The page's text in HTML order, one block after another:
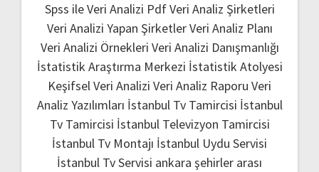
Spss ile Veri Analizi PdfVeri Analiz Şirketleri
Veri Analizi Yapan ŞirketlerVeri Analiz Planı
Veri Analizi Örnekleri Veri Analizi Danışmanlığı
İstatistik Araştırma Merkezi İstatistik Atolyesi
Keşifsel Veri Analizi Veri Analiz Raporu Veri
Analiz Yazılımları İstanbul Tv Tamircisi İstanbul
Tv Tamircisi İstanbul Televizyon Tamircisi
İstanbul Tv Montajı İstanbul Uydu Servisi
İstanbul Tv Servisi ankara şehirler arası